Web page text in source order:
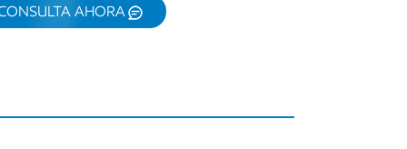
AHORA